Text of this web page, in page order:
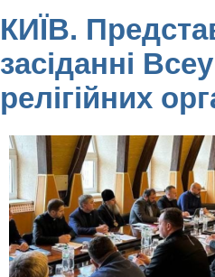
КИЇВ.
засіданні
релігійних